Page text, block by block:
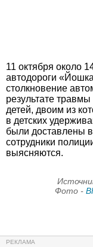
11 октября около
автодороги
столкновение
результате
детей, двоим из
в детских
были доставлены
сотрудники
выясняются.
Фото -